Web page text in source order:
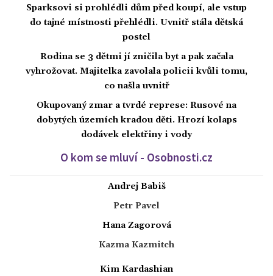
Sparksovi si prohlédli dům před koupí, ale vstup
do tajné místnosti přehlédli. Uvnitř stála dětská
postel
Rodina se 3 dětmi jí zničila byt a pak začala
vyhrožovat. Majitelka zavolala policii kvůli tomu,
co našla uvnitř
Okupovaný zmar a tvrdé represe: Rusové na
dobytých územích kradou děti. Hrozí kolaps
dodávek elektřiny i vody
O kom se mluví - Osobnosti.cz
Andrej Babiš
Petr Pavel
Hana Zagorová
Kazma Kazmitch
Kim Kardashian